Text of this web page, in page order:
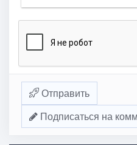
Отправить
Подписаться на